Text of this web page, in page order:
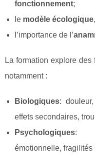
fonctionnement;
le modèle écologique
l’importance de l’
La formation explore des
notamment :
Biologiques:
effets secondaires,
Psychologiques:
émotionnelle, fragilités